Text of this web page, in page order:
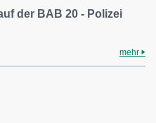
der BAB 20 - Polizei
mehr